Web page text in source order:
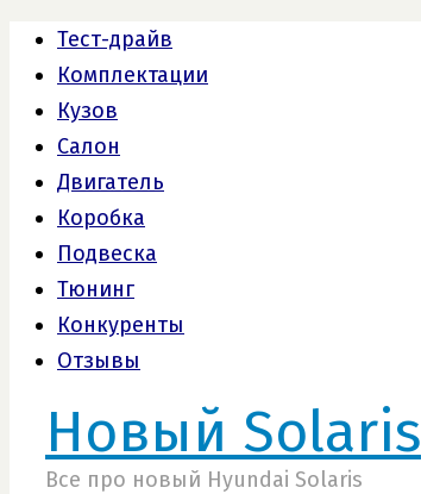
Тест-драйв
Комплектации
Кузов
Салон
Двигатель
Коробка
Подвеска
Тюнинг
Конкуренты
Отзывы
Новый Solaris
Все про новый Hyundai Solaris